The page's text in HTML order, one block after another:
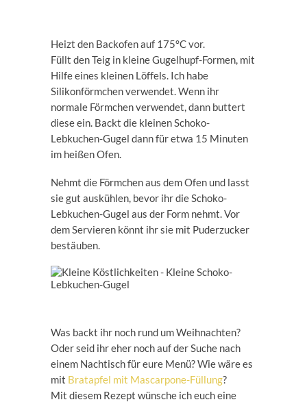
Heizt den Backofen auf 175°C vor.
Füllt den Teig in kleine Gugelhupf-Formen, mit
Hilfe eines kleinen Löffels. Ich habe
Silikonförmchen verwendet. Wenn ihr
normale Förmchen verwendet, dann buttert
diese ein. Backt die kleinen Schoko-
Lebkuchen-Gugel dann für etwa 15 Minuten
im heißen Ofen.
Nehmt die Förmchen aus dem Ofen und lasst
sie gut auskühlen, bevor ihr die Schoko-
Lebkuchen-Gugel aus der Form nehmt. Vor
dem Servieren könnt ihr sie mit Puderzucker
bestäuben.
Was backt ihr noch rund um Weihnachten?
Oder seid ihr eher noch auf der Suche nach
einem Nachtisch für eure Menü? Wie wäre es
mit Bratapfel mit Mascarpone-Füllung?
Mit diesem Rezept wünsche ich euch eine